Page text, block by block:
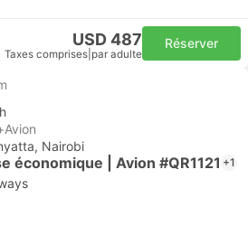
USD 487
Taxes comprises par adulte
Réserver
Nairobi
économique | Avion #QR1121 +1